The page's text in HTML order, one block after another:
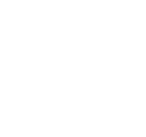
蚀性强、易结垢且含泥砂，对设备抗
差，物理破乳技术也存在不足。